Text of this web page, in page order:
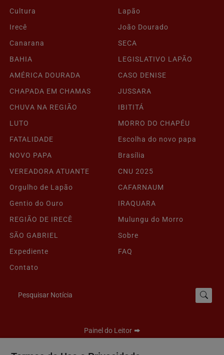
Cultura
Lapão
Irecê
João Dourado
Canarana
SECA
BAHIA
LEGISLATIVO LAPÃO
AMÉRICA DOURADA
CASO DENISE
CHAPADA EM CHAMAS
JUSSARA
CHUVA NA REGIÃO
IBITITÁ
LUTO
MORRO DO CHAPÉU
FATALIDADE
Escolha do novo papa
NOVO PAPA
Brasília
VEREADORA ATUANTE
CNU 2025
Orgulho de Lapão
CAFARNAUM
Gentio do Ouro
IRAQUARA
REGIÃO DE IRECÊ
Mulungu do Morro
SÃO GABRIEL
Sobre
Expediente
FAQ
Contato
Pesquisar Notícia
Painel do Leitor